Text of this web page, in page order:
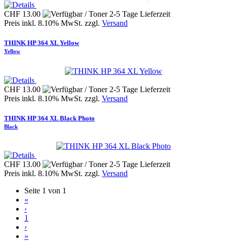
CHF 13.00
Preis inkl. 8.10% MwSt. zzgl. Versand
THINK HP 364 XL Yellow
Yellow
CHF 13.00
Preis inkl. 8.10% MwSt. zzgl. Versand
THINK HP 364 XL Black Photo
Black
CHF 13.00
Preis inkl. 8.10% MwSt. zzgl. Versand
Seite 1 von 1
«
‹
1
›
»